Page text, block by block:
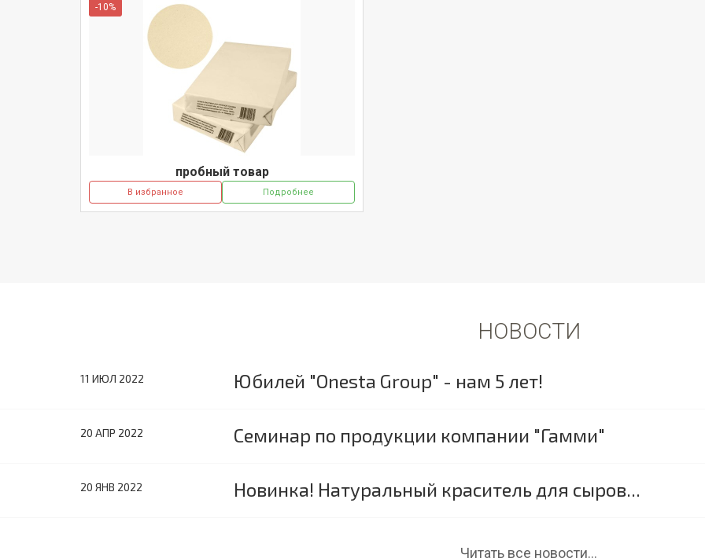
-10%
пробный товар
В избранное Подробнее
НОВОСТИ
11 ИЮЛ 2022 Юбилей "Onesta Group" - нам 5 лет!
20 АПР 2022 Семинар по продукции компании "Гамми"
20 ЯНВ 2022 Новинка! Натуральный краситель для сыров...
Читать все новости...